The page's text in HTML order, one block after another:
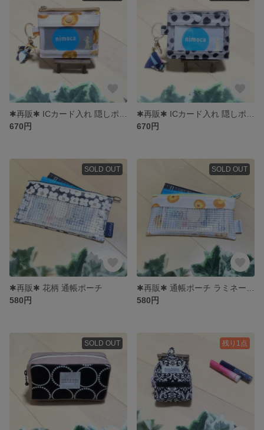
670円
670円
SOLD OUT
✱再販✱ 花柄 通帳ポーチ
580円
SOLD OUT
580円
SOLD OUT 残り1点